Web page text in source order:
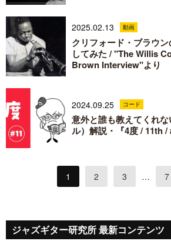
2025.02.13 動画
クリフォード・ブラウ
してみた / "The Willis
Brown Interview"より
2024.09.25 コード
意外と誰も教えてくれ
ル）解説・『4度 / 11th /
1 2 3 … 7
ジャズギター研究所 最新コンテンツ